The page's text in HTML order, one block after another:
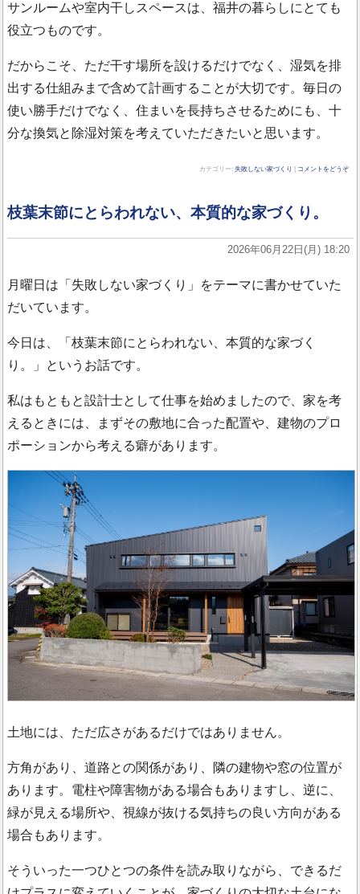
サンルームや室内干しスペースは、福井の暮らしにとても
役立つものです。
だからこそ、ただ干す場所を設けるだけでなく、湿気を排
出する仕組みまで含めて計画することが大切です。毎日の
使い勝手だけでなく、住まいを長持ちさせるためにも、十
分な換気と除湿対策を考えていただきたいと思います。
カテゴリー: 失敗しない家づくり コメントをどうぞ
枝葉末節にとらわれない、本質的な家づくり。
2026年06月22日(月) 18:20
月曜日は「失敗しない家づくり」をテーマに書かせていた
だいています。
今日は、「枝葉末節にとらわれない、本質的な家づく
り。」というお話です。
私はもともと設計士として仕事を始めましたので、家を考
えるときには、まずその敷地に合った配置や、建物のプロ
ポーションから考える癖があります。
土地には、ただ広さがあるだけではありません。
方角があり、道路との関係があり、隣の建物や窓の位置が
あります。電柱や障害物がある場合もありますし、逆に、
緑が見える場所や、視線が抜ける気持ちの良い方向がある
場合もあります。
そういった一つひとつの条件を読み取りながら、できるだ